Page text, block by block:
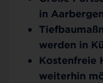
in Aarbergen
werden in
Kostenfreie
weiterhin